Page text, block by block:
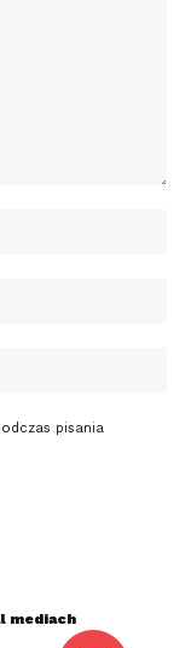
pisania
mediach